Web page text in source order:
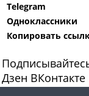
Telegram
Одноклассники
Копировать
Дзен ВКонтакте